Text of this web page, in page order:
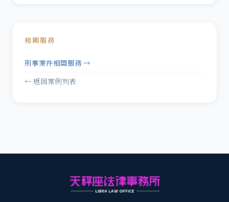
相關服務
刑事案件相關服務 →
← 返回案例列表